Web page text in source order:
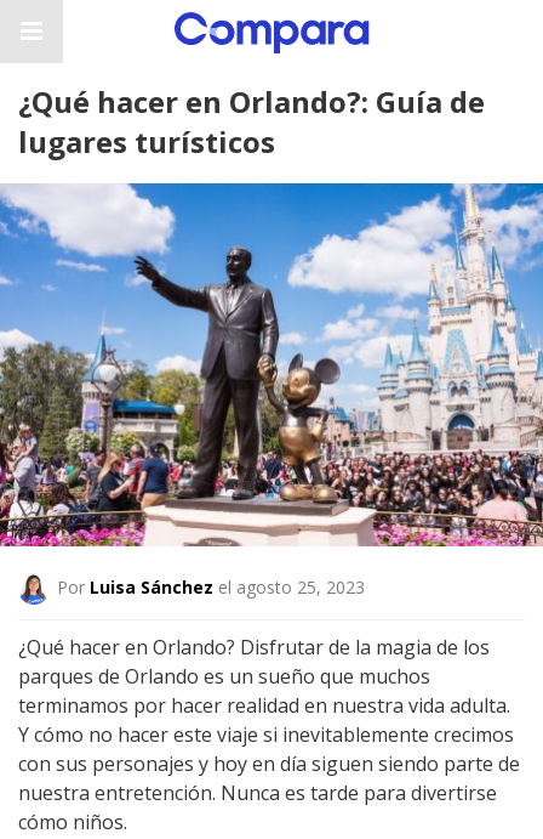
¿Qué hacer en Orlando?: Guía de
lugares turísticos
Por Luisa Sánchez el agosto 25, 2023
¿Qué hacer en Orlando? Disfrutar de la magia de los
parques de Orlando es un sueño que muchos
terminamos por hacer realidad en nuestra vida adulta.
Y cómo no hacer este viaje si inevitablemente crecimos
con sus personajes y hoy en día siguen siendo parte de
nuestra entretención. Nunca es tarde para divertirse
cómo niños.